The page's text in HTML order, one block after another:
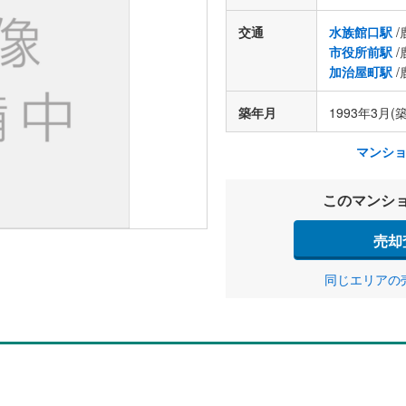
交通 水族館口駅 /
市役所前駅 /
加治屋町駅 /
築年月 1993年3月(
マンシ
このマンシ
売
同じエリアの